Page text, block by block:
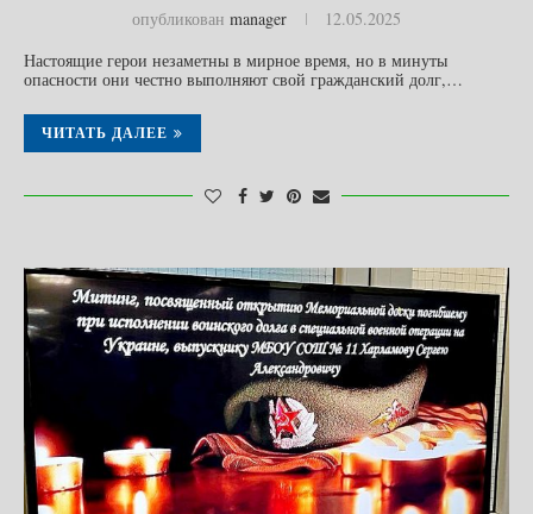
опубликован manager
12.05.2025
Настоящие герои незаметны в мирное время, но в минуты
опасности они честно выполняют свой гражданский долг,…
ЧИТАТЬ ДАЛЕЕ